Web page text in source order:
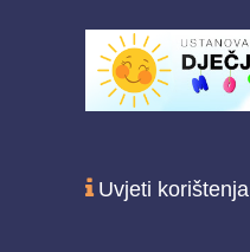
Uvjeti korištenja